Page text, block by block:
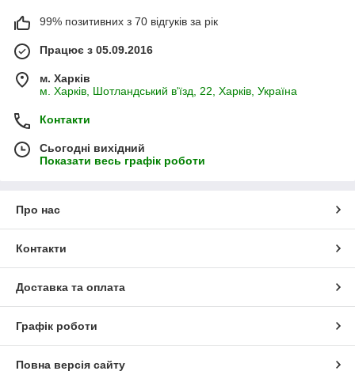
99% позитивних з 70 відгуків за рік
Працює з 05.09.2016
м. Харків
м. Харків, Шотландський в'їзд, 22, Харків, Україна
Контакти
Сьогодні вихідний
Показати весь графік роботи
Про нас
Контакти
Доставка та оплата
Графік роботи
Повна версія сайту